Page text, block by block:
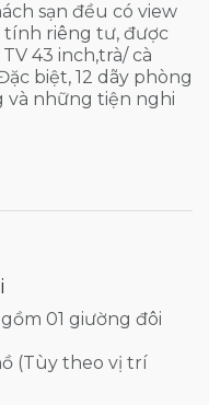
sạn đều có view
tính riêng tư, được
43 inch,trà/ cà
biệt, 12 dãy phòng
và những tiện nghi
01 giường đôi
(Tùy theo vị trí